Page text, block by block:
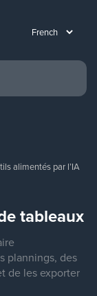
alimentés par l’IA
tableaux
plannings, des
de les exporter